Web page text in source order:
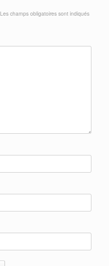
Les champs obligatoires sont indiqués